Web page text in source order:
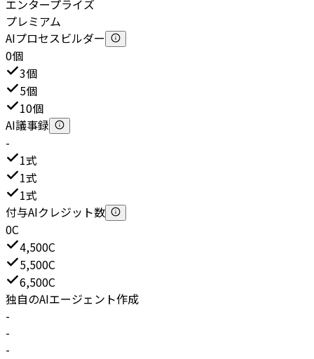
エンタープライズ
プレミアム
AIプロセスビルダー
0個
3個
5個
10個
AI議事録
-
1式
1式
1式
付与AIクレジット数
0C
4,500C
5,500C
6,500C
独自のAIエージェント作成
-
-
-